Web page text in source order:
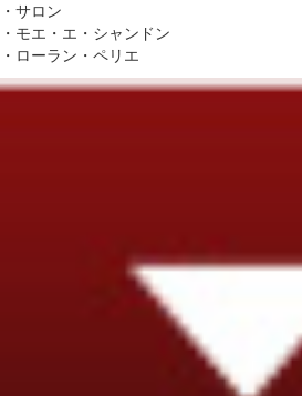
・サロン
・モエ・エ・シャンドン
・ローラン・ペリエ